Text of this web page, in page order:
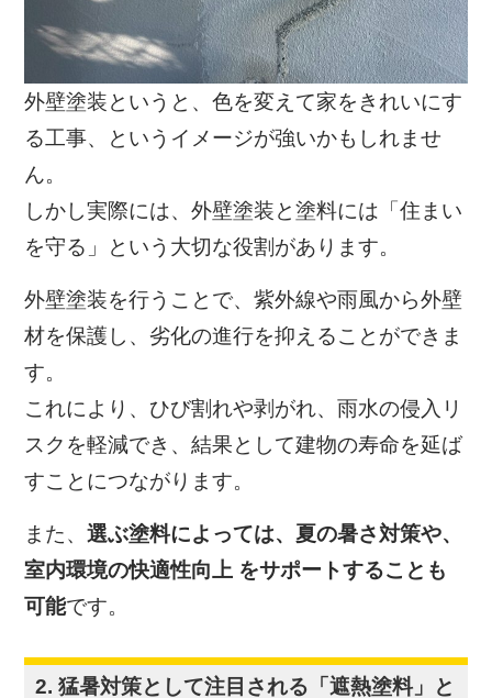
外壁塗装というと、色を変えて家をきれいにす
る工事、というイメージが強いかもしれませ
ん。
しかし実際には、外壁塗装と塗料には「住まい
を守る」という大切な役割があります。
外壁塗装を行うことで、紫外線や雨風から外壁
材を保護し、劣化の進行を抑えることができま
す。
これにより、ひび割れや剥がれ、雨水の侵入リ
スクを軽減でき、結果として建物の寿命を延ば
すことにつながります。
また、選ぶ塗料によっては、 夏の暑さ対策や、
室内環境の快適性向上 をサポートすることも
可能です。
2. 猛暑対策として注目される「遮熱塗料」と